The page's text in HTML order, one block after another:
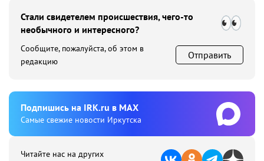
Стали свидетелем происшествия, чего-то
необычного и интересного?
Сообщите, пожалуйста, об этом в
редакцию
Отправить
Подпишиcь на IRK.ru в MAX
Cамые свежие новости Иркутска
Читайте нас на других